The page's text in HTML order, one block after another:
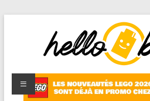
HelloBricks
Blog LEGO,
nouveaut�s